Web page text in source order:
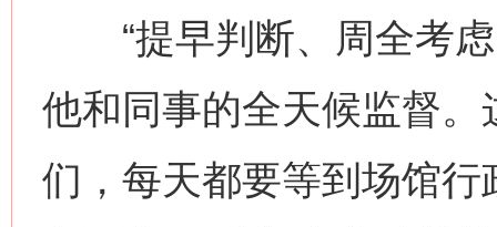
“提早判断、周全考虑
他和同事的全天候监督
们，每天都要等到场馆